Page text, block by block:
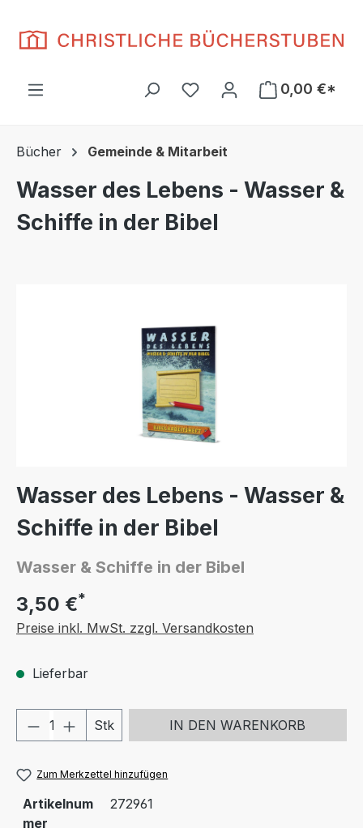
Du hast 0 Produkte auf
0,00 €*
Bücher Gemeinde & Mitarbeit
Wasser des Lebens - Wasser &
Schiffe in der Bibel
Wasser des Lebens - Wasser &
Schiffe in der Bibel
Wasser & Schiffe in der Bibel
3,50 €*
Preise inkl. MwSt. zzgl. Versandkosten
Lieferbar
Produkt Anzahl: Gib den
Stk IN DEN WARENKORB
Zum Merkzettel hinzufügen
Artikelnum
mer
272961